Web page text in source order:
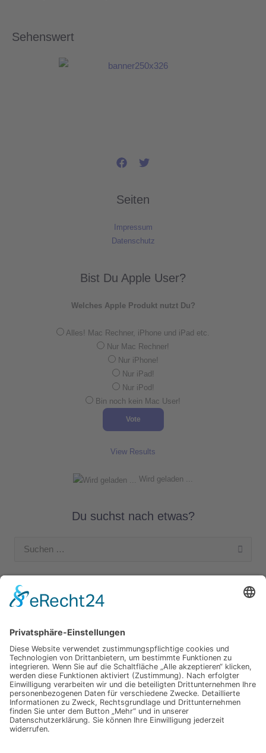
Sehenswert
Seiten
Impressum
Datenschutz
Bist Du Apple User?
Welches Apple Produkt nutzt Du?
Alles! Mac Rechner, iPhone und iPad etc.
Nur Mac Rechner!
Nur iPhone!
Nur iPad!
Nur iPod!
Bin noch kein Mac User!
View Results
Wird geladen ...
Du suchst nach etwas?
Suchen
Unsere Kategorien
Apple Intern
Apple Software
Nützliches Apple Zubehör
Gut zu wissen
iPad und iPod
iPhone
OSX